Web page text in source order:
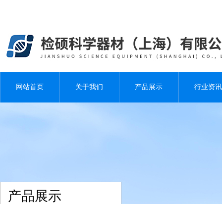
网站首页 关于我们 产品展示 行业资讯
产品展示